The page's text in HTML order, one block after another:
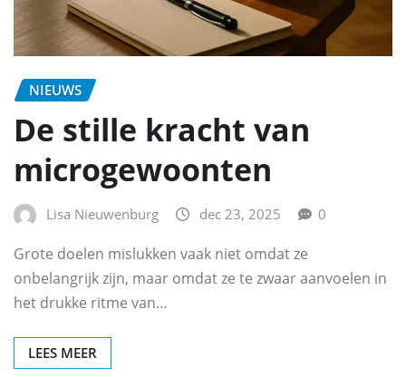
NIEUWS
De stille kracht van
microgewoonten
Lisa Nieuwenburg dec 23, 2025 0
Grote doelen mislukken vaak niet omdat ze
onbelangrijk zijn, maar omdat ze te zwaar aanvoelen in
het drukke ritme van…
LEES MEER